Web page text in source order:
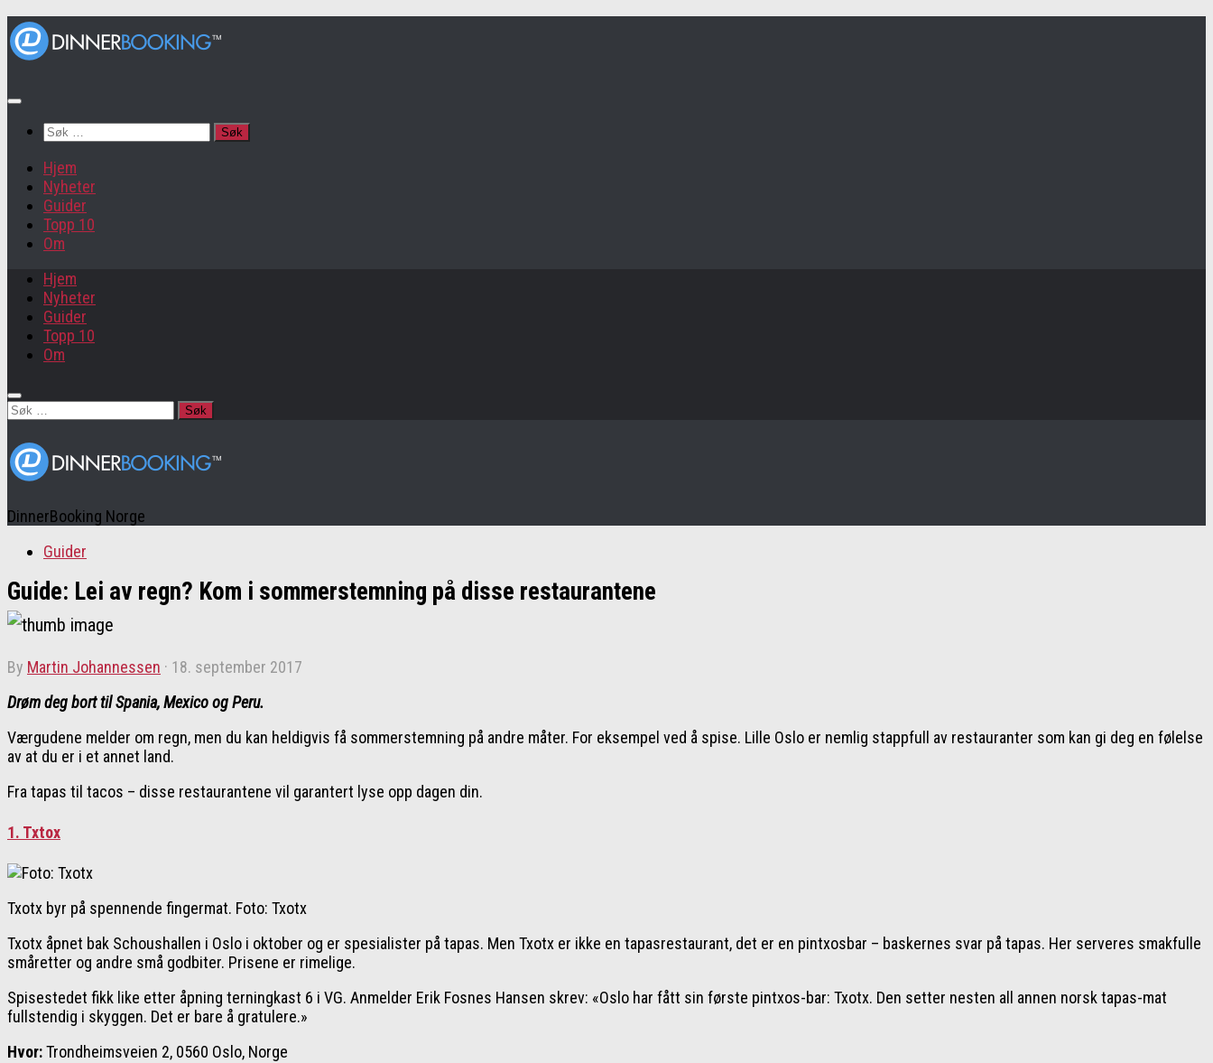
Søk
Hjem
Nyheter
Guider
Topp 10
Om
Hjem
Nyheter
Guider
Topp 10
Om
Søk
DinnerBooking Norge
Guider
Guide: Lei av regn? Kom i sommerstemning på disse restaurantene
by Martin Johannessen · 18. september 2017
Drøm deg bort til Spania, Mexico og Peru.
Værgudene melder om regn, men du kan heldigvis få sommerstemning på andre måter. For eksempel ved å spise. Lille Oslo er nemlig stappfull av restauranter som kan gi deg en følelse
av at du er i et annet land.
Fra tapas til tacos – disse restaurantene vil garantert lyse opp dagen din.
1. Txtox
Txotx byr på spennende fingermat. Foto: Txotx
Txotx åpnet bak Schoushallen i Oslo i oktober og er spesialister på tapas. Men Txotx er ikke en tapasrestaurant, det er en pintxosbar – baskernes svar på tapas. Her serveres smakfulle
småretter og andre små godbiter. Prisene er rimelige.
Spisestedet fikk like etter åpning terningkast 6 i VG. Anmelder Erik Fosnes Hansen skrev: «Oslo har fått sin første pintxos-bar: Txotx. Den setter nesten all annen norsk tapas-mat
fullstendig i skyggen. Det er bare å gratulere.»
Hvor:Trondheimsveien 2, 0560 Oslo, Norge